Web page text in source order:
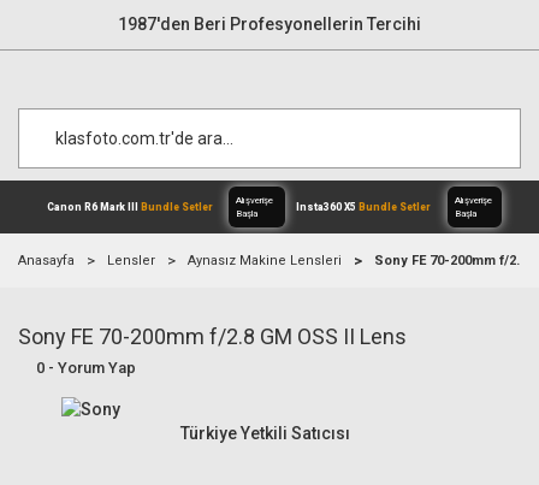
1987'den Beri Profesyonellerin Tercihi
Canon R6 Mark IIIBundle Setler
Alışverişe
Anasayfa Lensler Aynasız Makine Lensleri Sony FE 70-200mm f/2.8
Sony FE 70-200mm f/2.8 GM OSS II Lens
0 - Yorum Yap
Türkiye Yetkili Satıcısı